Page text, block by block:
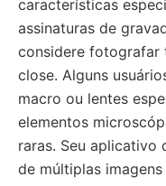
características
assinaturas de
considere fotografar
close. Alguns
macro ou lentes
elementos
raras. Seu aplicativo
de múltiplas